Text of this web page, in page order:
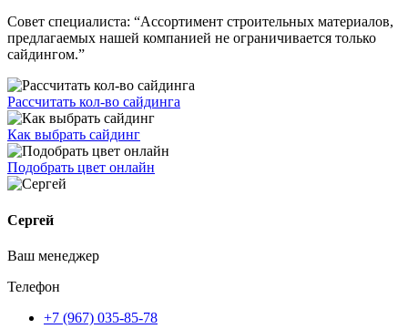
Совет специалиста: “Ассортимент строительных материалов,
предлагаемых нашей компанией не ограничивается только
сайдингом.”
Рассчитать кол-во сайдинга
Как выбрать сайдинг
Подобрать цвет онлайн
Сергей
Ваш менеджер
Телефон
+7 (967) 035-85-78